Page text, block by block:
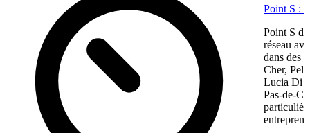
Point S :
Point S
réseau
dans des
Cher,
Lucia Di
Pas-de-